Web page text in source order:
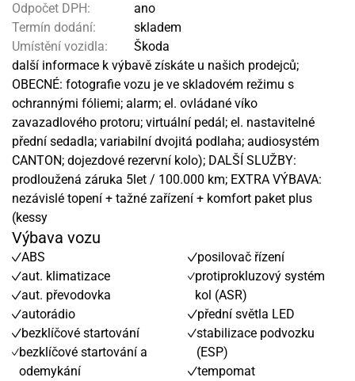
Odpočet DPH:
ano
Termín dodání:
skladem
Umístění vozidla:
Škoda
další informace k výbavě získáte u našich prodejců;
OBECNÉ: fotografie vozu je ve skladovém režimu s
ochrannými fóliemi; alarm; el. ovládané víko
zavazadlového protoru; virtuální pedál; el. nastavitelné
přední sedadla; variabilní dvojitá podlaha; audiosystém
CANTON; dojezdové rezervní kolo); DALŠÍ SLUŽBY:
prodloužená záruka 5let / 100.000 km; EXTRA VÝBAVA:
nezávislé topení + tažné zařízení + komfort paket plus
(kessy
Výbava vozu
ABS
aut. klimatizace
aut. převodovka
autorádio
bezklíčové startování
bezklíčové startování a
odemykání
posilovač řízení
protiprokluzový systém
kol (ASR)
přední světla LED
stabilizace podvozku
(ESP)
tempomat